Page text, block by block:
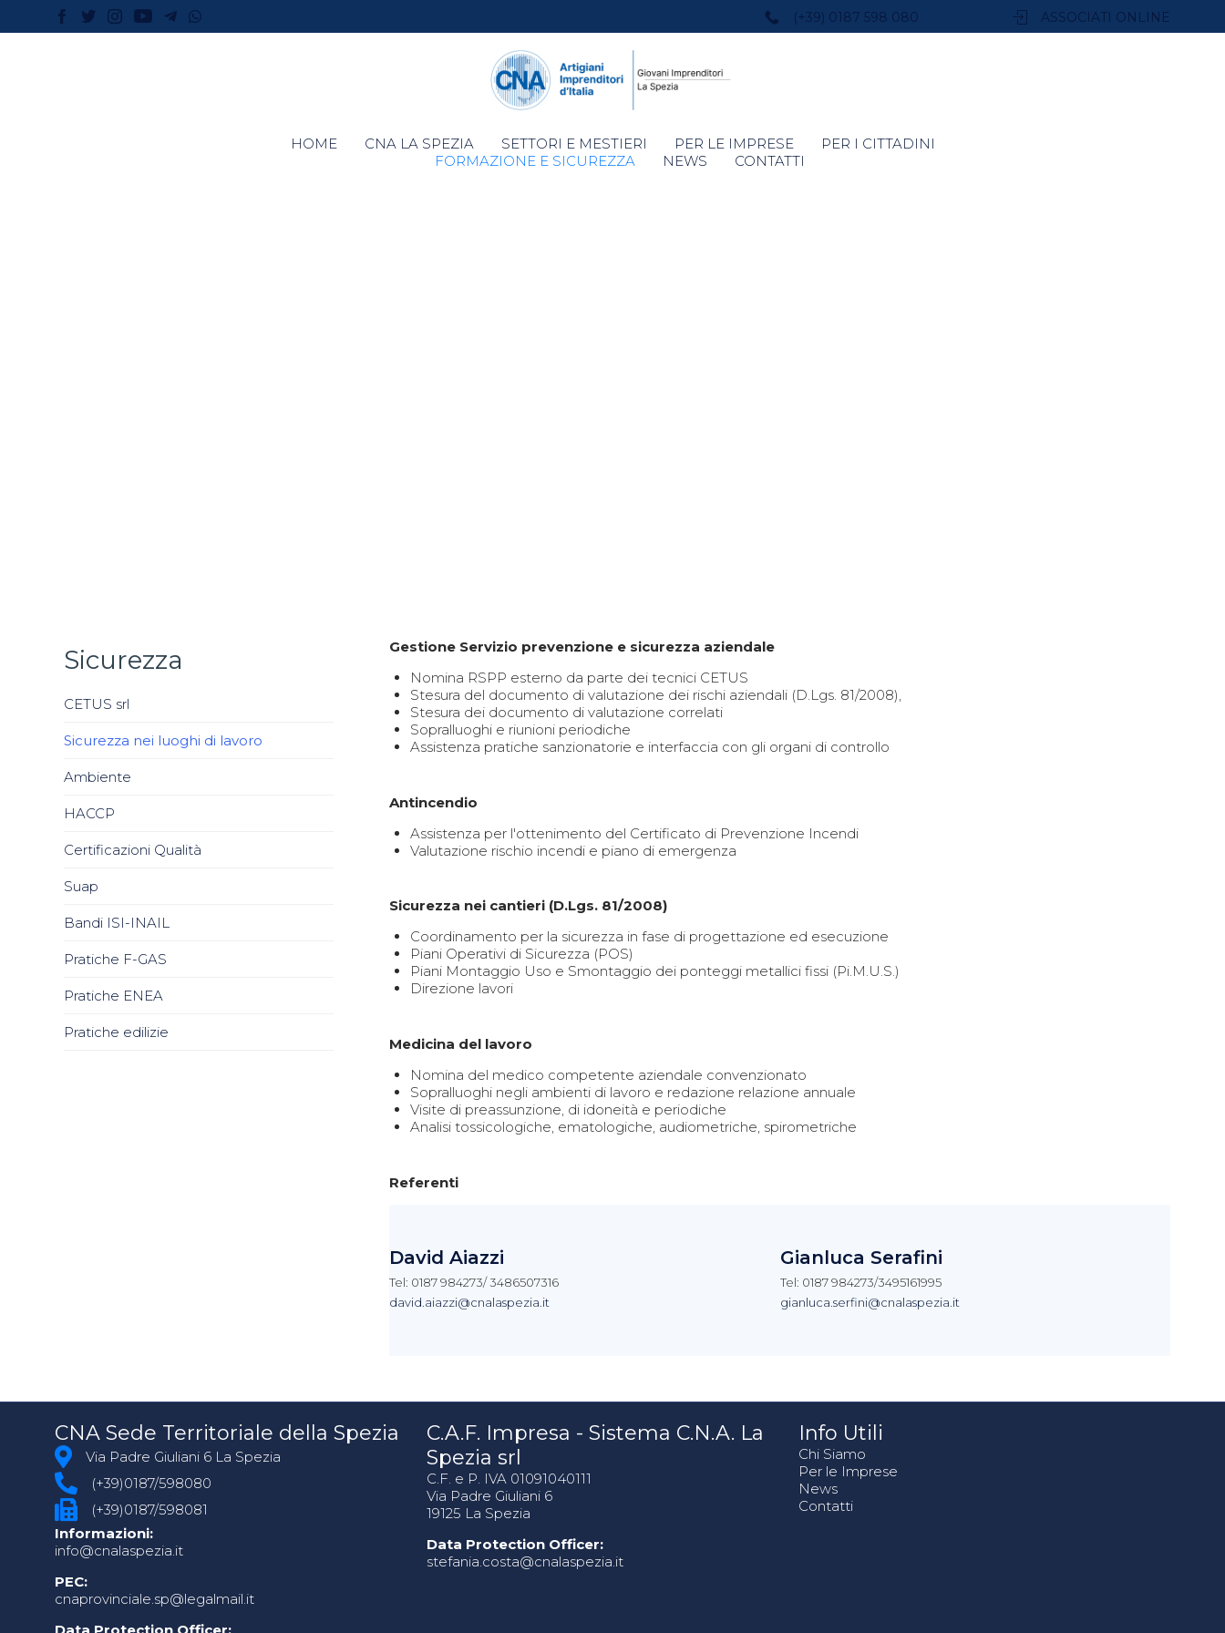
(+39) 0187 598 080 ASSOCIATI ONLINE
Skip
to
HOME CNA LA SPEZIA SETTORI E MESTIERI PER LE IMPRESE
PER I CITTADINI
FORMAZIONE E SICUREZZA
NEWS CONTATTI
Gestione Servizio prevenzione e sicurezza aziendale
Nomina RSPP esterno da parte dei tecnici CETUS
Stesura del documento di valutazione dei rischi aziendali (D.Lgs. 81/2008),
Stesura dei documento di valutazione correlati
Sopralluoghi e riunioni periodiche
Assistenza pratiche sanzionatorie e interfaccia con gli organi di controllo
Antincendio
Assistenza per l'ottenimento del Certificato di Prevenzione Incendi
Valutazione rischio incendi e piano di emergenza
Sicurezza nei cantieri (D.Lgs. 81/2008)
Coordinamento per la sicurezza in fase di progettazione ed esecuzione
Piani Operativi di Sicurezza (POS)
Piani Montaggio Uso e Smontaggio dei ponteggi metallici fissi (Pi.M.U.S.)
Direzione lavori
Medicina del lavoro
Nomina del medico competente aziendale convenzionato
Sopralluoghi negli ambienti di lavoro e redazione relazione annuale
Visite di preassunzione, di idoneità e periodiche
Analisi tossicologiche, ematologiche, audiometriche, spirometriche
Referenti
David Aiazzi
Tel: 0187 984273/ 3486507316
david.aiazzi@cnalaspezia.it
Gianluca Serafini
Tel: 0187 984273/3495161995
gianluca.serfini@cnalaspezia.it
Sicurezza
CETUS srl
Sicurezza nei luoghi di lavoro
Ambiente
HACCP
Certificazioni Qualità
Suap
Bandi ISI-INAIL
Pratiche F-GAS
Pratiche ENEA
Pratiche edilizie
CNA Sede Territoriale della Spezia
Via Padre Giuliani 6 La Spezia
(+39)0187/598080
(+39)0187/598081
Informazioni:
info@cnalaspezia.it
PEC:
cnaprovinciale.sp@legalmail.it
C.A.F. Impresa - Sistema C.N.A. La
Spezia srl
C.F. e P. IVA 01091040111
Via Padre Giuliani 6
19125 La Spezia
Data Protection Officer:
stefania.costa@cnalaspezia.it
Info Utili
Chi Siamo
Per le Imprese
News
Contatti